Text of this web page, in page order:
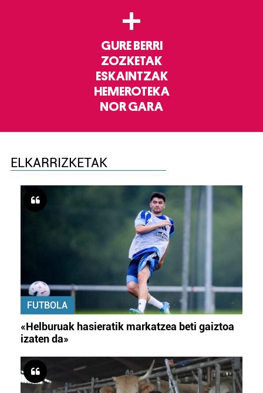
+
GURE BERRI
ZOZKETAK
ESKAINTZAK
HEMEROTEKA
NOR GARA
ELKARRIZKETAK
FUTBOLA
«Helburuak hasieratik markatzea beti gaiztoa
izaten da»